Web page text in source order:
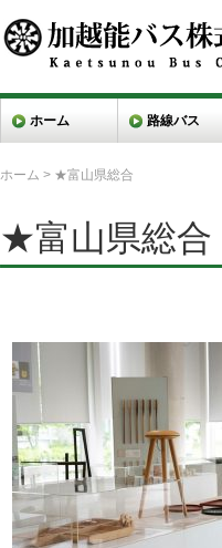
ホーム 路線バス
ホーム > ★富山県総合
★富山県総合